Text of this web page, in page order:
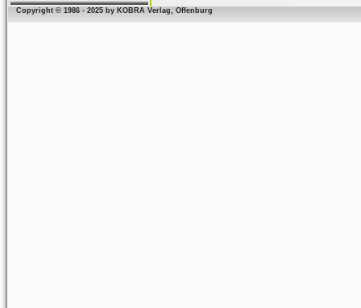
Copyright © 1986 - 2025 by KOBRA Verlag, Offenburg